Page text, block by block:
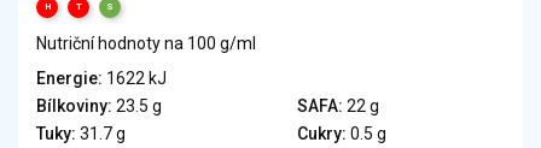
Sýry
Veganské a vegetariánské výrobky
Tuky
Obiloviny, mouka, cereální výrobky
Chléb, pečivo, křehké chleby, pufované výrobky
H T S
Nutriční hodnoty na 100 g/ml
Energie: 1622 kJ
Bílkoviny: 23.5 g SAFA: 22 g
Tuky: 31.7 g Cukry: 0.5 g